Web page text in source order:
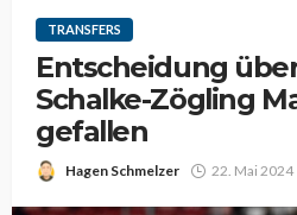
TRANSFERS
Entscheidung
Schalke-Zögling
gefallen
Hagen Schmelzer 22. Mai 2024